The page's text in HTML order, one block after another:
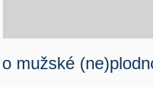
mužské